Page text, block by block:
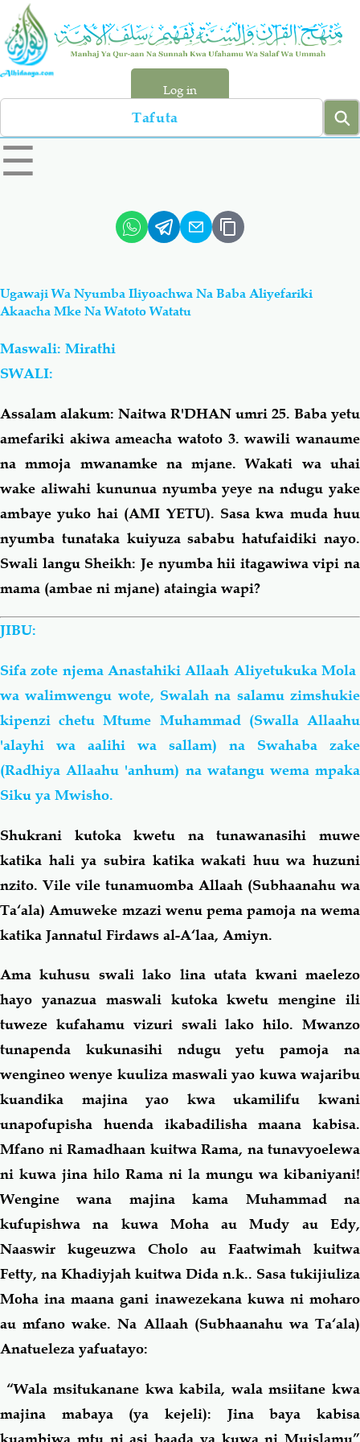
Skip
main
content
Log in
Search
left
sidebar
☰
Hadiyth
Aqiydah
Shirki & Kufru
Fataawa Za Ulamaa Kauli Za Salaf
Akhlaaq-Aadaab Raqaaiq
Familia-Jamii Maswali-Majibu
Mapishi
Ugawaji Wa Nyumba Iliyoachwa Na Baba Aliyefariki
Akaacha Mke Na Watoto Watatu
Maswali: Mirathi
SWALI:
Assalam alakum: Naitwa R'DHAN umri 25. Baba yetu
amefariki akiwa ameacha watoto 3. wawili wanaume
na mmoja mwanamke na mjane. Wakati wa uhai
wake aliwahi kununua nyumba yeye na ndugu yake
ambaye yuko hai (AMI YETU). Sasa kwa muda huu
nyumba tunataka kuiyuza sababu hatufaidiki nayo.
Swali langu Sheikh: Je nyumba hii itagawiwa vipi na
mama (ambae ni mjane) ataingia wapi?
JIBU:
Sifa zote njema Anastahiki Allaah Aliyetukuka Mola
wa walimwengu wote, Swalah na salamu zimshukie
kipenzi chetu Mtume Muhammad (Swalla Allaahu
'alayhi wa aalihi wa sallam) na Swahaba zake
(Radhiya Allaahu 'anhum) na watangu wema mpaka
Siku ya Mwisho.
Shukrani kutoka kwetu na tunawanasihi muwe
katika hali ya subira katika wakati huu wa huzuni
nzito. Vile vile tunamuomba Allaah (Subhaanahu wa
Ta‘ala) Amuweke mzazi wenu pema pamoja na wema
katika Jannatul Firdaws al-A‘laa, Amiyn.
Ama kuhusu swali lako lina utata kwani maelezo
hayo yanazua maswali kutoka kwetu mengine ili
tuweze kufahamu vizuri swali lako hilo. Mwanzo
tunapenda kukunasihi ndugu yetu pamoja na
wengineo wenye kuuliza maswali yao kuwa wajaribu
kuandika majina yao kwa ukamilifu kwani
unapofupisha huenda ikabadilisha maana kabisa.
Mfano ni Ramadhaan kuitwa Rama, na tunavyoelewa
ni kuwa jina hilo Rama ni la mungu wa kibaniyani!
Wengine wana majina kama Muhammad na
kufupishwa na kuwa Moha au Mudy au Edy,
Naaswir kugeuzwa Cholo au Faatwimah kuitwa
Fetty, na Khadiyjah kuitwa Dida n.k.. Sasa tukijiuliza
Moha ina maana gani inawezekana kuwa ni moharo
au mfano wake. Na Allaah (Subhaanahu wa Ta‘ala)
Anatueleza yafuatayo:
“Wala msitukanane kwa kabila, wala msiitane kwa
majina mabaya (ya kejeli): Jina baya kabisa